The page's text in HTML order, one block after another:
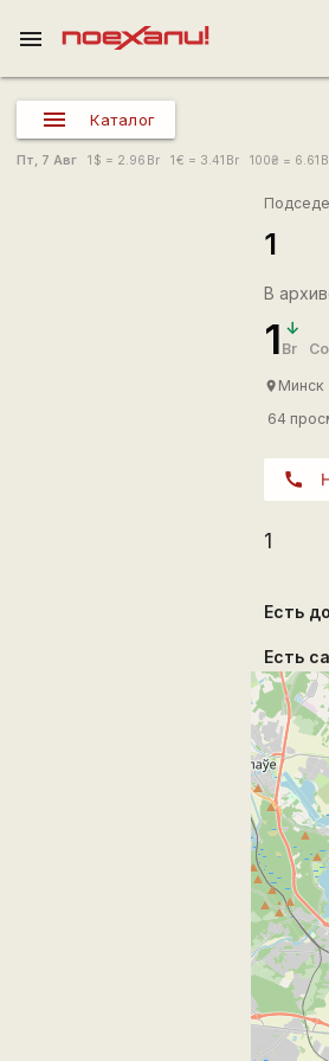
menu
Каталог
Пт, 7 Авг 1 $ = 2.96 Br 1€ = 3.41 Br 100₴ = 6.61
1
В
1 Br
place Минск
64
call
1
Есть
Есть